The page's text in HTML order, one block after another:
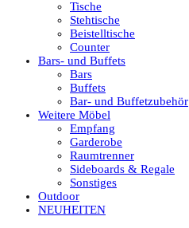
Tische
Stehtische
Beistelltische
Counter
Bars- und Buffets
Bars
Buffets
Bar- und Buffetzubehör
Weitere Möbel
Empfang
Garderobe
Raumtrenner
Sideboards & Regale
Sonstiges
Outdoor
NEUHEITEN